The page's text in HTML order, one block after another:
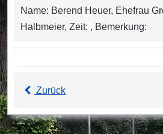
Name: Berend Heuer, Ehefrau
Halbmeier, Zeit: , Bemerkung:
Zurück